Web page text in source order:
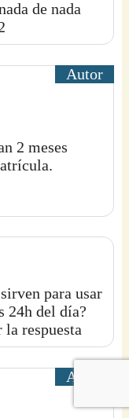
de nada
2 meses
para usar
24h del día?
la respuesta